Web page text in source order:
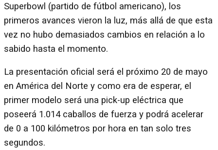
Superbowl (partido de fútbol americano), los
primeros avances vieron la luz, más allá de que esta
vez no hubo demasiados cambios en relación a lo
sabido hasta el momento.
La presentación oficial será el próximo 20 de mayo
en América del Norte y como era de esperar, el
primer modelo será una pick-up eléctrica que
poseerá 1.014 caballos de fuerza y podrá acelerar
de 0 a 100 kilómetros por hora en tan solo tres
segundos.